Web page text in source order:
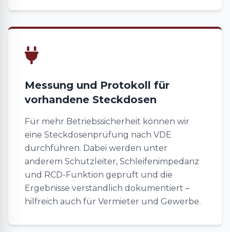
Messung und Protokoll für
vorhandene Steckdosen
Für mehr Betriebssicherheit können wir
eine Steckdosenprüfung nach VDE
durchführen. Dabei werden unter
anderem Schutzleiter, Schleifenimpedanz
und RCD-Funktion geprüft und die
Ergebnisse verständlich dokumentiert –
hilfreich auch für Vermieter und Gewerbe.